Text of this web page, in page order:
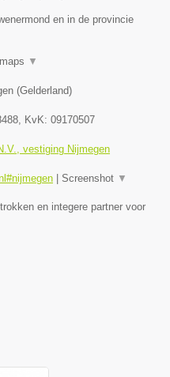
en in de provincie
▼
(Gelderland)
, KvK: 09170507
vestiging Nijmegen
Screenshot ▼
en integere partner voor